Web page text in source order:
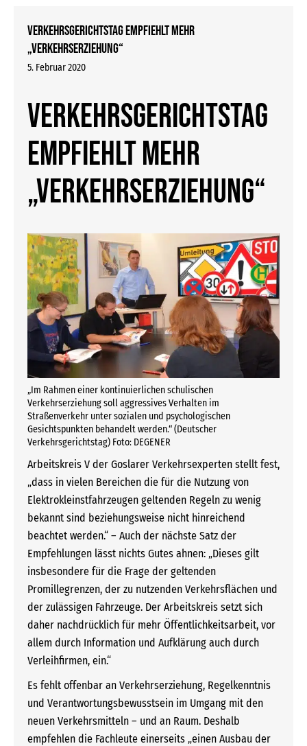
Verkehrsgerichtstag empfiehlt mehr
„Verkehrserziehung“
5. Februar 2020
Verkehrsgerichtstag
empfiehlt mehr
„Verkehrserziehung“
„Im Rahmen einer kontinuierlichen schulischen
Verkehrserziehung soll aggressives Verhalten im
Straßenverkehr unter sozialen und psychologischen
Gesichtspunkten behandelt werden.“ (Deutscher
Verkehrsgerichtstag) Foto: DEGENER
Arbeitskreis V der Goslarer Verkehrsexperten stellt fest,
„dass in vielen Bereichen die für die Nutzung von
Elektrokleinstfahrzeugen geltenden Regeln zu wenig
bekannt sind beziehungsweise nicht hinreichend
beachtet werden.“ – Auch der nächste Satz der
Empfehlungen lässt nichts Gutes ahnen: „Dieses gilt
insbesondere für die Frage der geltenden
Promillegrenzen, der zu nutzenden Verkehrsflächen und
der zulässigen Fahrzeuge. Der Arbeitskreis setzt sich
daher nachdrücklich für mehr Öffentlichkeitsarbeit, vor
allem durch Information und Aufklärung auch durch
Verleihfirmen, ein.“
Es fehlt offenbar an Verkehrserziehung, Regelkenntnis
und Verantwortungsbewusstsein im Umgang mit den
neuen Verkehrsmitteln – und an Raum. Deshalb
empfehlen die Fachleute einerseits „einen Ausbau der